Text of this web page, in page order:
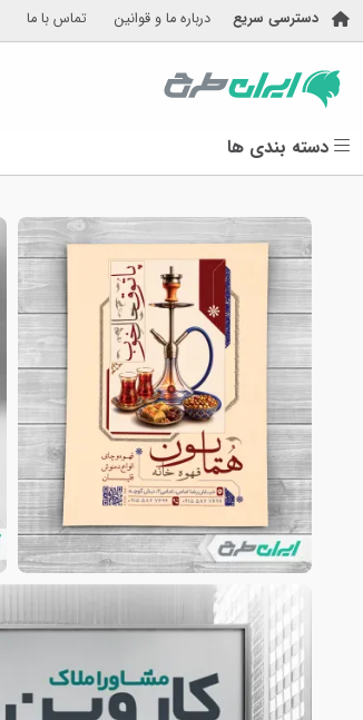
دسترسی سریع درباره ما و قوانین تماس با ما
دسته بندی ها
دیروز